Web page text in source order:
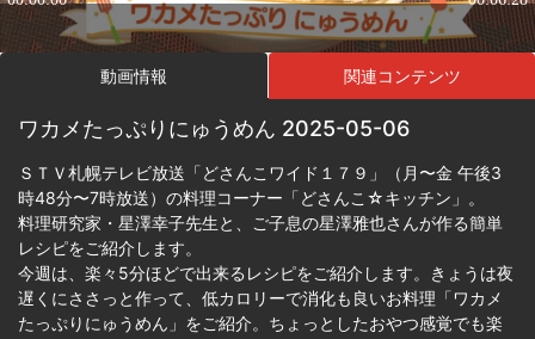
動画情報 関連コンテンツ
ワカメたっぷりにゅうめん 2025-05-06
ＳＴＶ札幌テレビ放送「どさんこワイド１７９」（月〜金 午後3
時48分〜7時放送）の料理コーナー「どさんこ☆キッチン」。
料理研究家・星澤幸子先生と、ご子息の星澤雅也さんが作る簡単
レシピをご紹介します。
今週は、楽々5分ほどで出来るレシピをご紹介します。きょうは夜
遅くにささっと作って、低カロリーで消化も良いお料理「ワカメ
たっぷりにゅうめん」をご紹介。ちょっとしたおやつ感覚でも楽